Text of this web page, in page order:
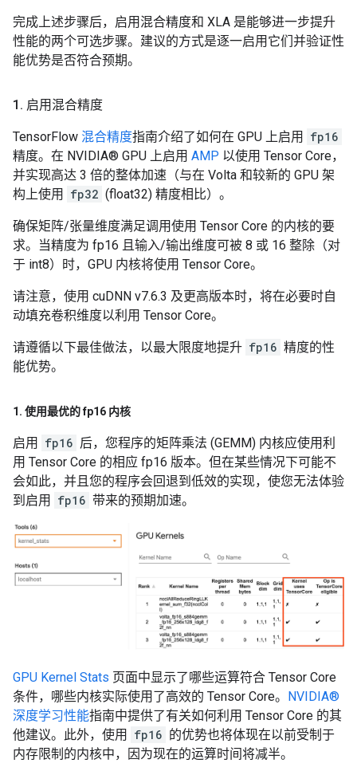
完成上述步骤后，启用混合精度和 XLA 是能够进一步提升
性能的两个可选步骤。建议的方式是逐一启用它们并验证性
能优势是否符合预期。
1 . 启用混合精度
TensorFlow 混合精度指南介绍了如何在 GPU 上启用
fp16
精度。在 NVIDIA® GPU 上启用 AMP 以使用 Tensor Core，
并实现高达 3 倍的整体加速（与在 Volta 和较新的 GPU 架
构上使用
fp32 (float32) 精度相比）。
确保矩阵/张量维度满足调用使用 Tensor Core 的内核的要
求。当精度为 fp16 且输入/输出维度可被 8 或 16 整除（对
于 int8）时，GPU 内核将使用 Tensor Core。
请注意，使用 cuDNN v7.6.3 及更高版本时，将在必要时自
动填充卷积维度以利用 Tensor Core。
请遵循以下最佳做法，以最大限度地提升 fp16 精度的性
能优势。
1. 使用最优的 fp16 内核
启用 fp16 后，您程序的矩阵乘法 (GEMM) 内核应使用利
用 Tensor Core 的相应 fp16 版本。但在某些情况下可能不
会如此，并且您的程序会回退到低效的实现，使您无法体验
到启用
fp16 带来的预期加速。
GPU Kernel Stats 页面中显示了哪些运算符合 Tensor Core
条件，哪些内核实际使用了高效的 Tensor Core。
NVIDIA®
深度学习性能指南中提供了有关如何利用 Tensor Core 的其
他建议。此外，使用
fp16 的优势也将体现在以前受制于
内存限制的内核中，因为现在的运算时间将减半。